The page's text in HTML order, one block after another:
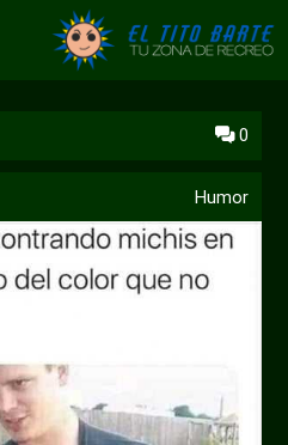
0
Humor